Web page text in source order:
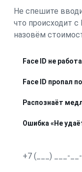
Не спешите
что происходит
назовём
Face ID не
Face ID пропал
Распознаёт
Ошибка «Не